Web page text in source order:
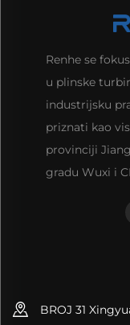
Renhe se
u plinske
industrijsku
priznati kao
provinciji
gradu Wuxi i
BROJ 31